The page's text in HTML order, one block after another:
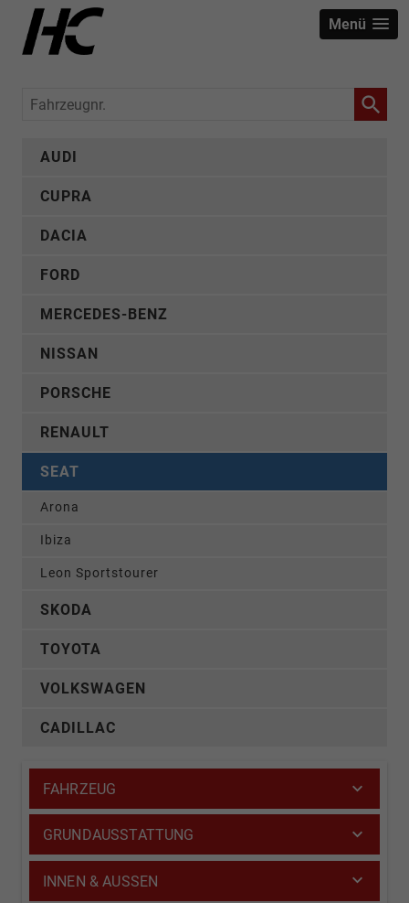
Menü
Fahrzeugnr.
AUDI
CUPRA
DACIA
FORD
MERCEDES-BENZ
NISSAN
PORSCHE
RENAULT
SEAT
Arona
Ibiza
Leon Sportstourer
SKODA
TOYOTA
VOLKSWAGEN
CADILLAC
FAHRZEUG
GRUNDAUSSTATTUNG
INNEN & AUSSEN